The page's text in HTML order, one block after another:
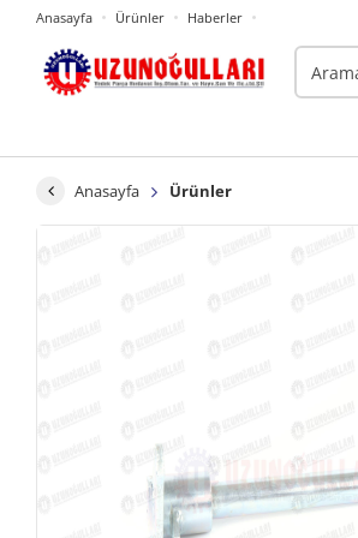
Anasayfa Ürünler Haberler
Anasayfa Ürünler